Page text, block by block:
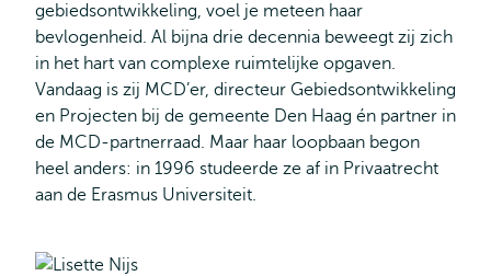
gebiedsontwikkeling, voel je meteen haar
bevlogenheid. Al bijna drie decennia beweegt zij zich
in het hart van complexe ruimtelijke opgaven.
Vandaag is zij MCD’er, directeur Gebiedsontwikkeling
en Projecten bij de gemeente Den Haag én partner in
de MCD-partnerraad. Maar haar loopbaan begon
heel anders: in 1996 studeerde ze af in Privaatrecht
aan de Erasmus Universiteit.